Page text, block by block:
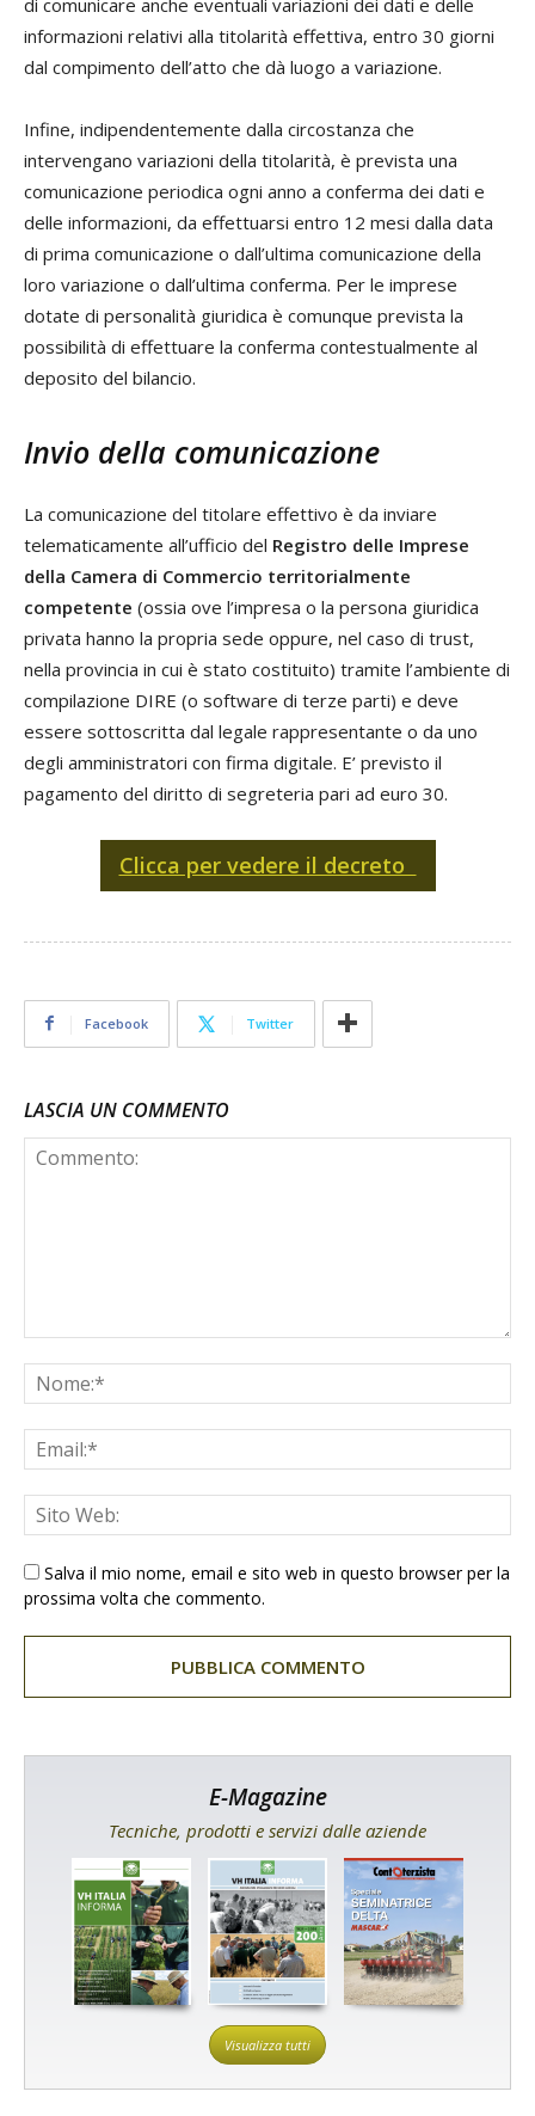
informazioni relativi alla titolarità effettiva, entro 30 giorni
dal compimento dell’atto che dà luogo a variazione.
Infine, indipendentemente dalla circostanza che
intervengano variazioni della titolarità, è prevista una
comunicazione periodica ogni anno a conferma dei dati e
delle informazioni, da effettuarsi entro 12 mesi dalla data
di prima comunicazione o dall’ultima comunicazione della
loro variazione o dall’ultima conferma. Per le imprese
dotate di personalità giuridica è comunque prevista la
possibilità di effettuare la conferma contestualmente al
deposito del bilancio.
Invio della comunicazione
La comunicazione del titolare effettivo è da inviare
telematicamente all’ufficio del Registro delle Imprese
della Camera di Commercio territorialmente
competente (ossia ove l’impresa o la persona giuridica
privata hanno la propria sede oppure, nel caso di trust,
nella provincia in cui è stato costituito) tramite l’ambiente di
compilazione DIRE (o software di terze parti) e deve
essere sottoscritta dal legale rappresentante o da uno
degli amministratori con firma digitale. E’ previsto il
pagamento del diritto di segreteria pari ad euro 30.
Clicca per vedere il decreto
Facebook Twitter
LASCIA UN COMMENTO
Salva il mio nome, email e sito web in questo browser per la
prossima volta che commento.
E-Magazine
Tecniche, prodotti e servizi dalle aziende
Visualizza tutti